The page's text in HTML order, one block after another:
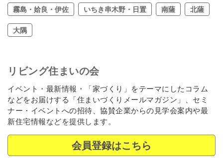
霧島・姶良・伊佐 いちき串木野・日置 南薩 北薩
大隅
リビング住まいの会
イベント・最新情報・「家づくり」をテーマにしたコラム
などをお届けする「住まいづくりメールマガジン」、セミ
ナー・イベントへの招待、協賛企業からの見学会案内や最
新住宅情報などを提供します。
会員登録はこちら